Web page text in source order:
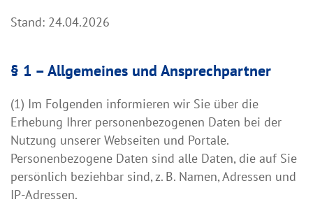
Stand: 24.04.2026
§ 1 – Allgemeines und Ansprechpartner
(1) Im Folgenden informieren wir Sie über die
Erhebung Ihrer personenbezogenen Daten bei der
Nutzung unserer Webseiten und Portale.
Personenbezogene Daten sind alle Daten, die auf Sie
persönlich beziehbar sind, z. B. Namen, Adressen und
IP-Adressen.